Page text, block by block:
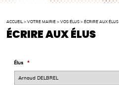
ACCUEIL >VOTRE MAIRIE >VOS ÉLUS > ÉCRIRE AUX ÉLUS
ÉCRIRE AUX ÉLUS
Élus *